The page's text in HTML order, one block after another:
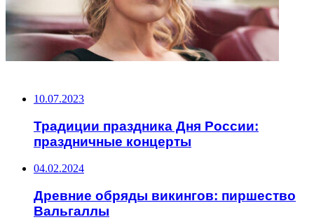
10.07.2023
Традиции праздника Дня России:
праздничные концерты
04.02.2024
Древние обряды викингов: пиршество
Вальгаллы